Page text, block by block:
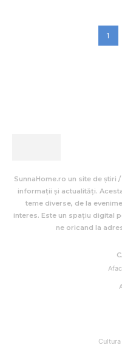
1
SunnaHome.ro un site de
informații și actualități.
teme diverse, de la
interes. Este un spațiu digital
ne oricand la